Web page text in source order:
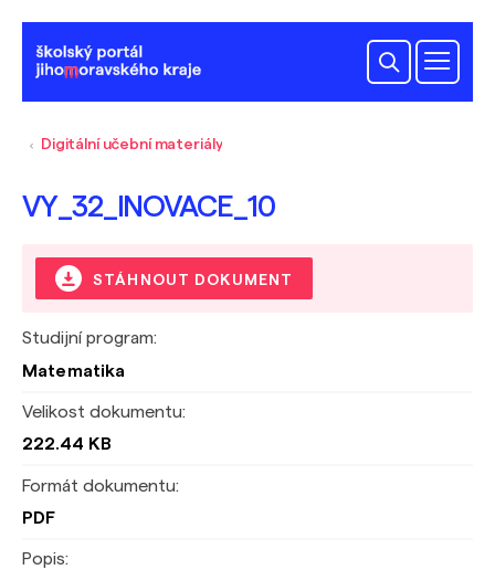
Digitální učební materiály
VY_32_INOVACE_10
STÁHNOUT DOKUMENT
Studijní program:
Matematika
Velikost dokumentu:
222.44 KB
Formát dokumentu:
PDF
Popis: